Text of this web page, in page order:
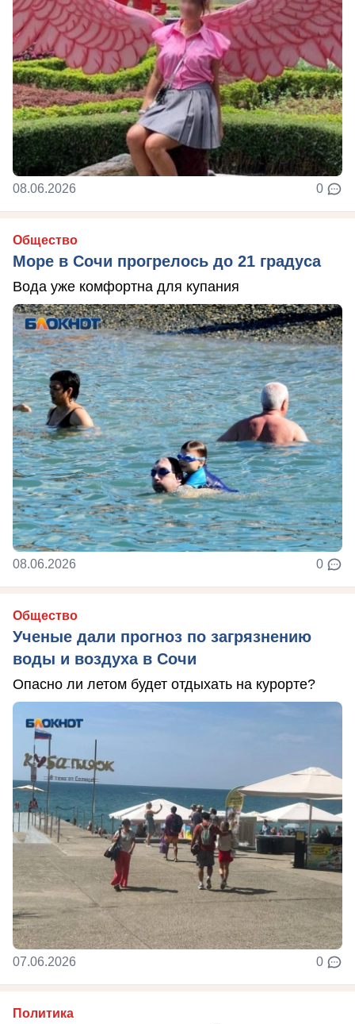
08.06.2026 0
Общество
Море в Сочи прогрелось до 21 градуса
Вода уже комфортна для купания
08.06.2026 0
Общество
Ученые дали прогноз по загрязнению
воды и воздуха в Сочи
Опасно ли летом будет отдыхать на курорте?
07.06.2026 0
Политика